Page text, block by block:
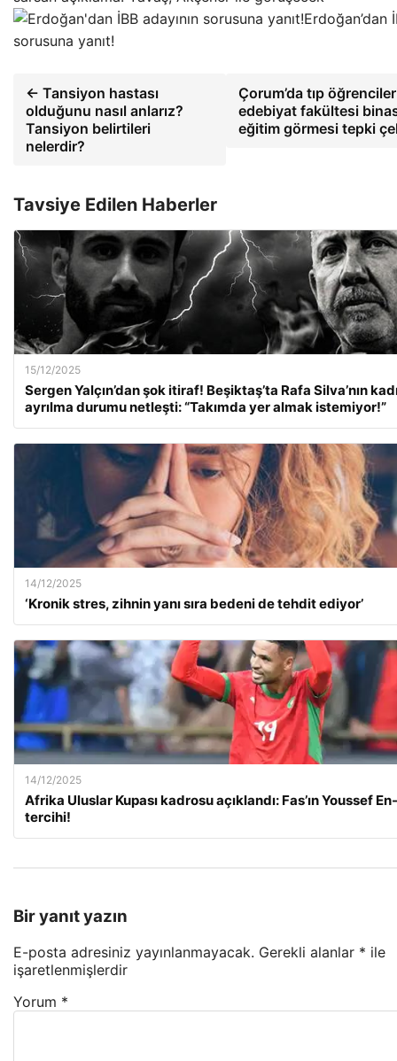
Erdoğan’dan
sorusuna yanıt!
← Tansiyon hastası
olduğunu nasıl anlarız?
Tansiyon belirtileri
nelerdir?
Çorum’da tıp
edebiyat fakültesi
eğitim görmesi tepki
Tavsiye Edilen Haberler
15/12/2025
Sergen Yalçın’dan şok itiraf! Beşiktaş’ta Rafa Silva’nın
ayrılma durumu netleşti: “Takımda yer almak istemiyor!”
14/12/2025
‘Kronik stres, zihnin yanı sıra bedeni de tehdit ediyor’
14/12/2025
Afrika Uluslar Kupası kadrosu açıklandı: Fas’ın Youssef
tercihi!
Bir yanıt yazın
E-posta adresiniz yayınlanmayacak. Gerekli alanlar * ile
işaretlenmişlerdir
Yorum *